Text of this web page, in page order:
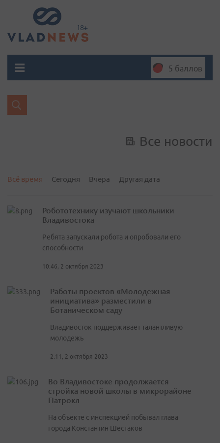
5 баллов
Все новости
Всё время Сегодня Вчера Другая дата
Робототехнику изучают школьники
Владивостока
Ребята запускали робота и опробовали его
способности
10:46, 2 октября 2023
Работы проектов «Молодежная
инициатива» разместили в
Ботаническом саду
Владивосток поддерживает талантливую
молодежь
2:11, 2 октября 2023
Во Владивостоке продолжается
стройка новой школы в микрорайоне
Патрокл
На объекте с инспекцией побывал глава
города Константин Шестаков